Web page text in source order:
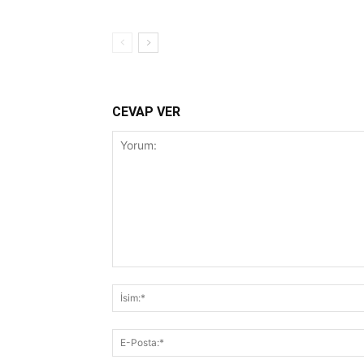
CEVAP VER